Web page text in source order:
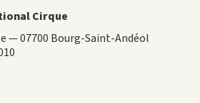
Cirque
— 07700 Bourg-Saint-Andéol